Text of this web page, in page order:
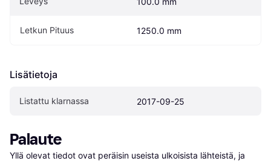
Letkun Pituus 1250.0 mm
Lisätietoja
Listattu klarnassa 2017-09-25
Palaute
Yllä olevat tiedot ovat peräisin useista ulkoisista lähteistä, ja